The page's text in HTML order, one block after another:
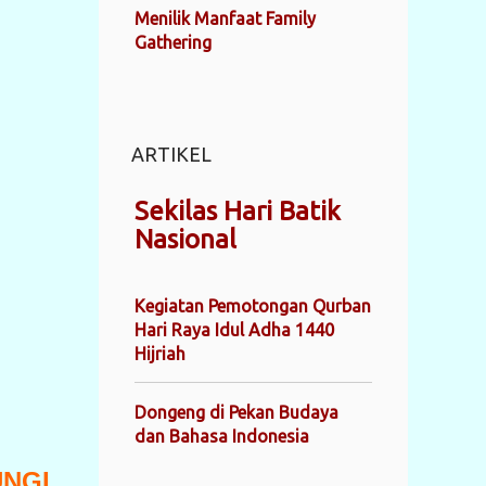
Menilik Manfaat Family
Gathering
ARTIKEL
Sekilas Hari Batik
Nasional
Kegiatan Pemotongan Qurban
Hari Raya Idul Adha 1440
Hijriah
Dongeng di Pekan Budaya
dan Bahasa Indonesia